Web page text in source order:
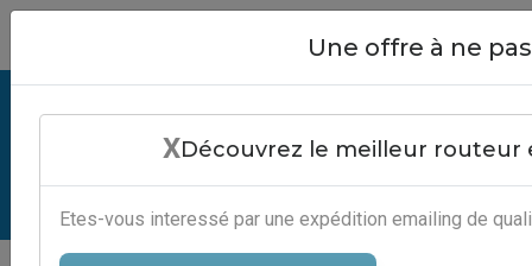
Logiciel Emaling - Services
Campagne Mails
Serveur-Emailing
Close
Une offre à ne
XDécouvrez le meilleur routeur
Etes-vous interessé par une expédition emailing de